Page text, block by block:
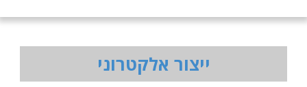
ייצור אלקטרוני